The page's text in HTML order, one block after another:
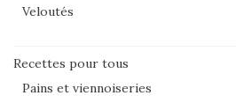
Veloutés
Recettes pour tous
Pains et viennoiseries